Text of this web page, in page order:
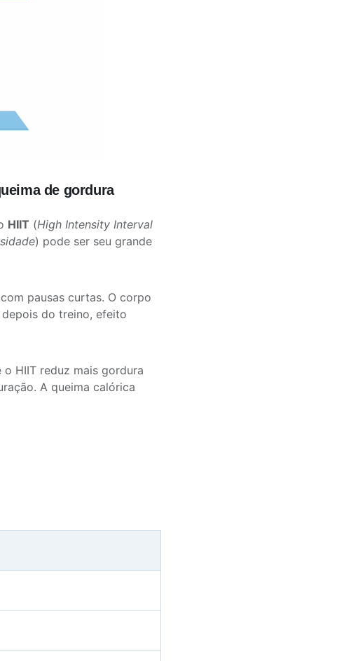
de gordura
HIIT (High Intensity Interval
) pode ser seu grande
pausas curtas. O corpo
do treino, efeito
o HIIT reduz mais gordura
A queima calórica